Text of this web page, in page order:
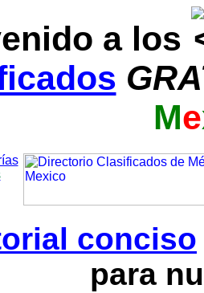
a los
Me
conciso
para